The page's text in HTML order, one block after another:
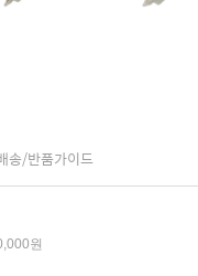
송/반품가이드
원